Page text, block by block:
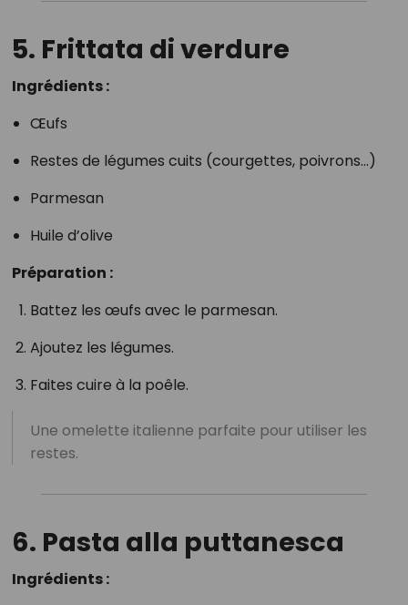
5. Frittata di verdure
Ingrédients :
Œufs
Restes de légumes cuits (courgettes, poivrons…)
Parmesan
Huile d’olive
Préparation :
Battez les œufs avec le parmesan.
Ajoutez les légumes.
Faites cuire à la poêle.
Une omelette italienne parfaite pour utiliser les
restes.
6. Pasta alla puttanesca
Ingrédients :